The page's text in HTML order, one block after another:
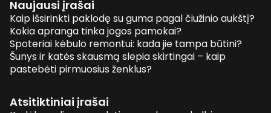
Naujausi įrašai
Kaip išsirinkti paklodę su guma pagal čiužinio aukštį?
Kokia apranga tinka jogos pamokai?
Spoteriai kėbulo remontui: kada jie tampa būtini?
Šunys ir katės skausmą slepia skirtingai – kaip
pastebėti pirmuosius ženklus?
Atsitiktiniai įrašai